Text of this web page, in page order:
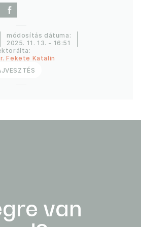
módosítás dátuma:
2025. 11. 13. - 16:51
Fekete Katalin
van